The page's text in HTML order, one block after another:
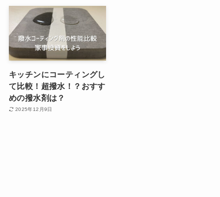
キッチンにコーティングし
て比較！超撥水！？おすす
めの撥水剤は？
2025年12月9日